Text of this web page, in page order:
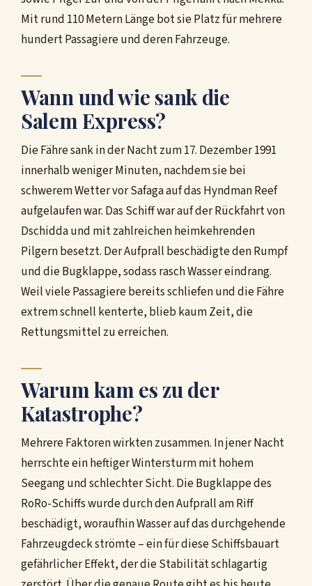
Mit rund 110 Metern Länge bot sie Platz für mehrere
hundert Passagiere und deren Fahrzeuge.
Wann und wie sank die
Salem Express?
Die Fähre sank in der Nacht zum 17. Dezember 1991
innerhalb weniger Minuten, nachdem sie bei
schwerem Wetter vor Safaga auf das Hyndman Reef
aufgelaufen war. Das Schiff war auf der Rückfahrt von
Dschidda und mit zahlreichen heimkehrenden
Pilgern besetzt. Der Aufprall beschädigte den Rumpf
und die Bugklappe, sodass rasch Wasser eindrang.
Weil viele Passagiere bereits schliefen und die Fähre
extrem schnell kenterte, blieb kaum Zeit, die
Rettungsmittel zu erreichen.
Warum kam es zu der
Katastrophe?
Mehrere Faktoren wirkten zusammen. In jener Nacht
herrschte ein heftiger Wintersturm mit hohem
Seegang und schlechter Sicht. Die Bugklappe des
RoRo-Schiffs wurde durch den Aufprall am Riff
beschädigt, woraufhin Wasser auf das durchgehende
Fahrzeugdeck strömte – ein für diese Schiffsbauart
gefährlicher Effekt, der die Stabilität schlagartig